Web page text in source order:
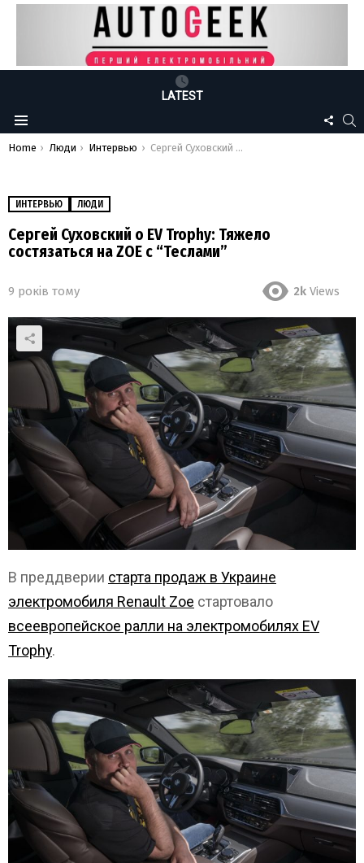
LATEST
Menu
US
You are here:
Home Люди Интервью Сергей Суховский о EV Trophy: Тяжело состязаться на ZOE с “Теслами”
ИНТЕРВЬЮ ЛЮДИ
Сергей Суховский о EV Trophy: Тяжело
состязаться на ZOE с “Теслами”
9 років тому 2k Views
В преддверии старта продаж в Украине
электромобиля Renault Zoe стартовало
всеевропейское ралли на электромобилях EV
Trophy.